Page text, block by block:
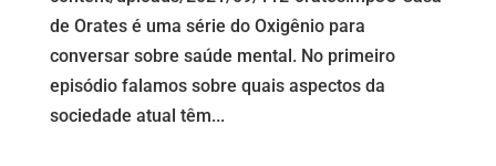
de Orates é uma série do Oxigênio para
conversar sobre saúde mental. No primeiro
episódio falamos sobre quais aspectos da
sociedade atual têm...